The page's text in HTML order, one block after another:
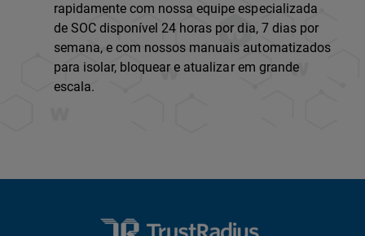
rapidamente com nossa equipe especializada
de SOC disponível 24 horas por dia, 7 dias por
semana, e com nossos manuais automatizados
para isolar, bloquear e atualizar em grande
escala.